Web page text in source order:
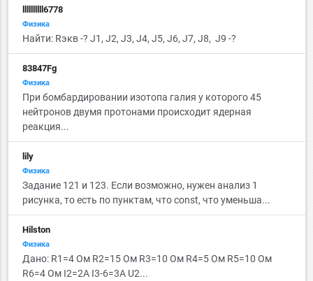
llllllllll6778
Физика
Найти: Rэкв -? J1, J2, J3, J4, J5, J6, J7, J8, J9 -?
83847Fg
Физика
При бомбардировании изотопа галия у которого 45
нейтронов двумя протонами происходит ядерная
реакция...
lily
Физика
Задание 121 и 123. Если возможно, нужен анализ 1
рисунка, то есть по пунктам, что const, что уменьша...
Hilston
Физика
Дано: R1=4 Ом R2=15 Ом R3=10 Ом R4=5 Ом R5=10 Ом
R6=4 Ом I2=2А I3-6=3А U2...